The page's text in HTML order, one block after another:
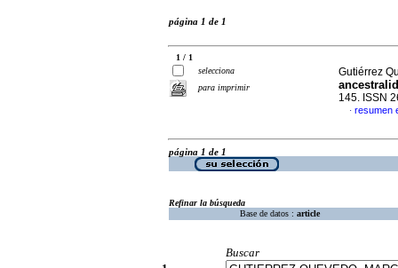
página 1 de 1
1 / 1
selecciona
para imprimir
Gutiérrez
145. ISSN
· resumen
página 1 de 1
Refinar la búsqueda
Base de datos : article
Buscar